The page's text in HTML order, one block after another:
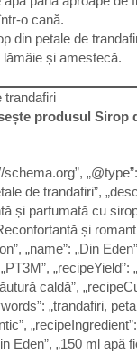
o cană.
din petale de
și amestecă.
produsul Sirop
de trandafiri”,
și parfumată cu
și
„name”: „Din
„recipeYield”:
caldă”,
„trandafiri,
Eden”, „150 ml apă